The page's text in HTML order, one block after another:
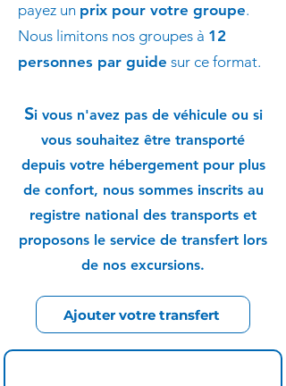
payez un prix pour votre groupe.
Nous limitons nos groupes à 12
personnes par guide sur ce format.
Si vous n'avez pas de véhicule ou si
vous souhaitez être transporté
depuis votre hébergement pour plus
de confort, nous sommes inscrits au
registre national des transports et
proposons le service de transfert lors
de nos excursions.
Ajouter votre transfert